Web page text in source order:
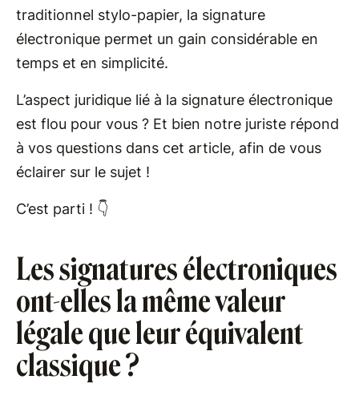
traditionnel stylo-papier, la signature
électronique permet un gain considérable en
temps et en simplicité.
L’aspect juridique lié à la signature électronique
est flou pour vous ? Et bien notre juriste répond
à vos questions dans cet article, afin de vous
éclairer sur le sujet !
C’est parti ! 👇
Les signatures électroniques
ont-elles la même valeur
légale que leur équivalent
classique ?